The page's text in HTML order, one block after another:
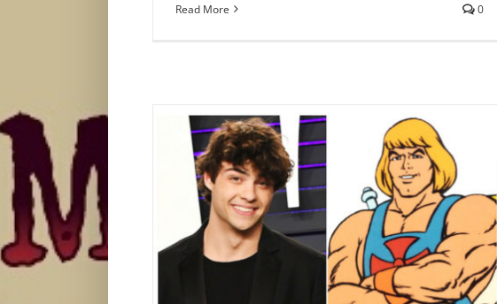
Read More 0
Noah Centineo u ulozi superheroja He Mana
Zvezde